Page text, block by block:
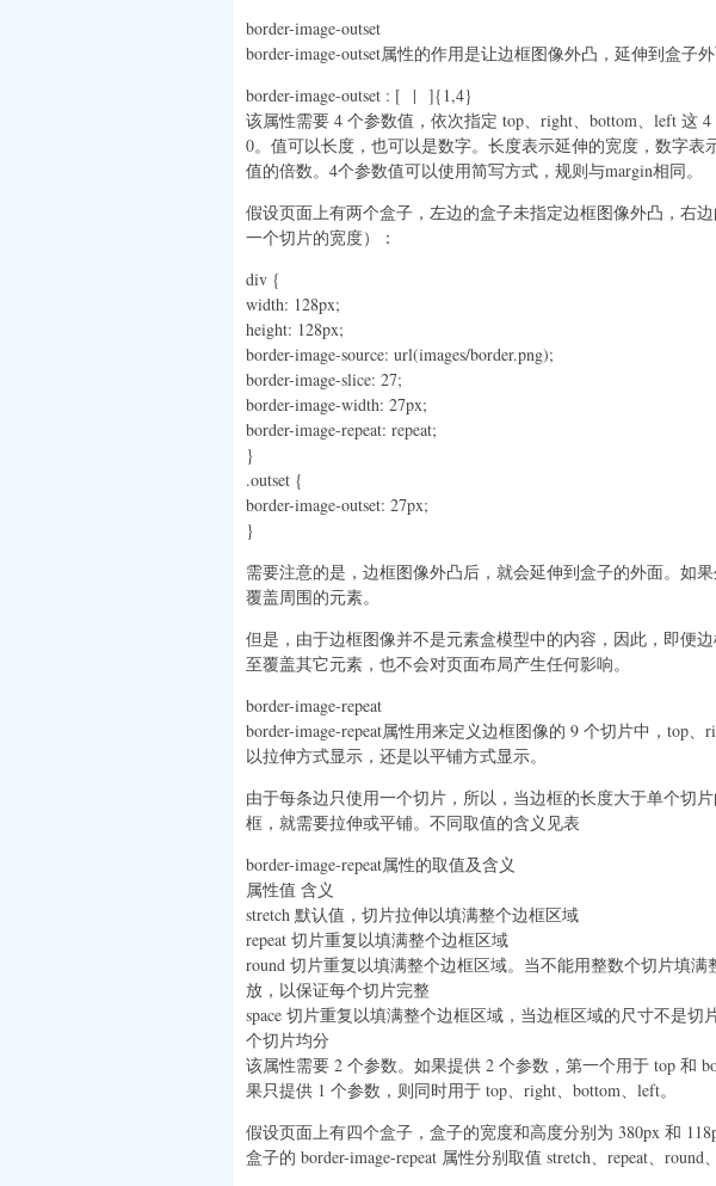
border-image-outset
border-image-outset属性的作用是让边框图像外凸，延伸到盒子
border-image-outset : [
| ]{1,4}
该属性需要 4 个参数值，依次指定 top、right、bottom、left 这
0。值可以长度，也可以是数字。长度表示延伸的宽度，数字表
值的倍数。4个参数值可以使用简写方式，规则与margin相同。
假设页面上有两个盒子，左边的盒子未指定边框图像外凸，右
一个切片的宽度）：
div {
width: 128px;
height: 128px;
border-image-source: url(images/border.png);
border-image-slice: 27;
border-image-width: 27px;
border-image-repeat: repeat;
}
.outset {
border-image-outset: 27px;
}
需要注意的是，边框图像外凸后，就会延伸到盒子的外面。如
覆盖周围的元素。
但是，由于边框图像并不是元素盒模型中的内容，因此，即便
至覆盖其它元素，也不会对页面布局产生任何影响。
border-image-repeat
border-image-repeat属性用来定义边框图像的 9 个切片中，top
以拉伸方式显示，还是以平铺方式显示。
由于每条边只使用一个切片，所以，当边框的长度大于单个切
框，就需要拉伸或平铺。不同取值的含义见表
border-image-repeat属性的取值及含义
属性值 含义
stretch 默认值，切片拉伸以填满整个边框区域
repeat 切片重复以填满整个边框区域
round 切片重复以填满整个边框区域。当不能用整数个切片填
放，以保证每个切片完整
space 切片重复以填满整个边框区域，当边框区域的尺寸不是
个切片均分
该属性需要 2 个参数。如果提供 2 个参数，第一个用于 top 和
果只提供 1 个参数，则同时用于 top、right、bottom、left。
假设页面上有四个盒子，盒子的宽度和高度分别为 380px 和
盒子的 border-image-repeat 属性分别取值 stretch、repeat、round、